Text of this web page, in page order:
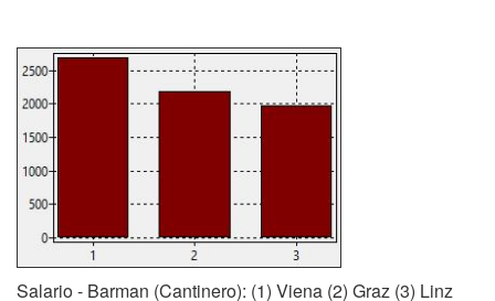
Salario - Barman (Cantinero): (1) Viena (2) Graz (3) Linz